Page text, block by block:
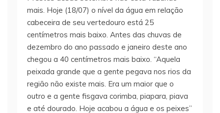
mais. Hoje (18/07) o nível da água em relação
cabeceira de seu vertedouro está 25
centímetros mais baixo. Antes das chuvas de
dezembro do ano passado e janeiro deste ano
chegou a 40 centímetros mais baixo. “Aquela
peixada grande que a gente pegava nos rios da
região não existe mais. Era um maior que o
outro e a gente fisgava corimba, piapara, piava
e até dourado. Hoje acabou a água e os peixes”